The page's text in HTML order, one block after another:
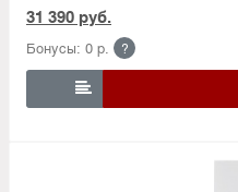
31 390 руб.
Бонусы: 0 р. ?
